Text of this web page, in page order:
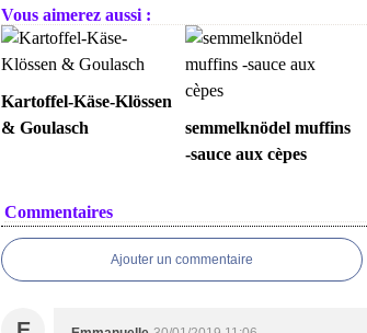
Vous aimerez aussi :
Kartoffel-Käse-Klössen
& Goulasch
semmelknödel muffins
-sauce aux cèpes
Commentaires
Ajouter un commentaire